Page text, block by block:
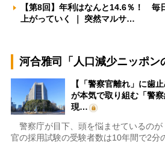
【第8回】年利はなんと14.6％！ 毎
上がっていく ｜ 突然マルサ…
河合雅司「人口減少ニッポン
【「警察官離れ」に歯
が本気で取り組む「警
現…
警察庁が目下、頭を悩ませているのが
官の採用試験の受験者数は10年間で2分